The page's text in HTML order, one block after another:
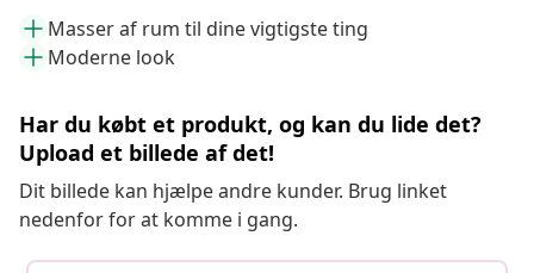
Masser af rum til dine vigtigste ting
Moderne look
Har du købt et produkt, og kan du lide det?
Upload et billede af det!
Dit billede kan hjælpe andre kunder. Brug linket
nedenfor for at komme i gang.